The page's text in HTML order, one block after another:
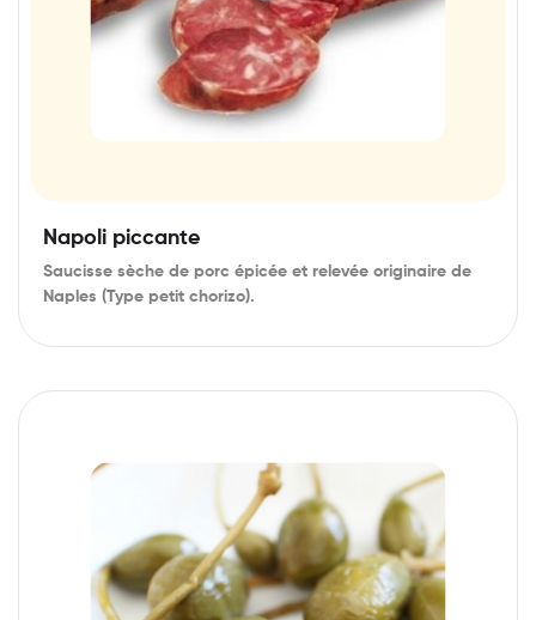
Napoli piccante
Saucisse sèche de porc épicée et relevée originaire de
Naples (Type petit chorizo).